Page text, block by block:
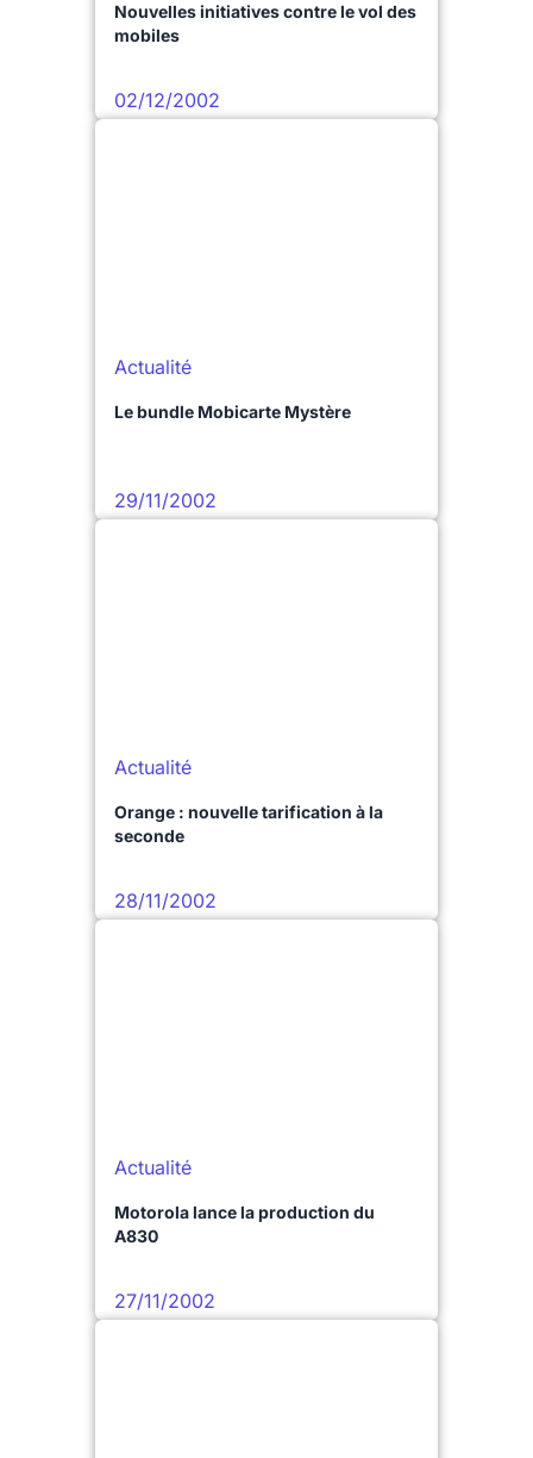
Nouvelles initiatives contre le vol des
mobiles
02/12/2002
Actualité
Le bundle Mobicarte Mystère
29/11/2002
Actualité
Orange : nouvelle tarification à la
seconde
28/11/2002
Actualité
Motorola lance la production du
A830
27/11/2002